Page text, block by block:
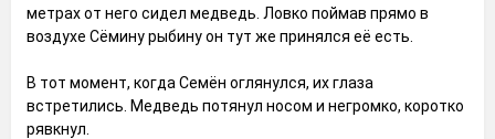
метрах от него сидел медведь. Ловко поймав прямо в
воздухе Сёмину рыбину он тут же принялся её есть.
В тот момент, когда Семён оглянулся, их глаза
встретились. Медведь потянул носом и негромко, коротко
рявкнул.